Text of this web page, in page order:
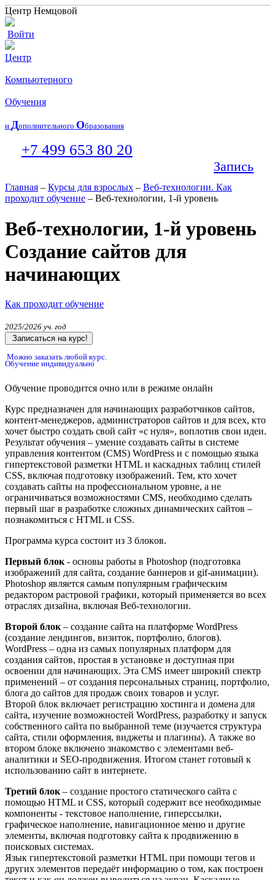
Центр Немцовой
Войти
Центр
Компьютерного
Обучения
и Дополнительного Образования
+7 499 653 80 20
Запись
Главная – Курсы для взрослых – Веб-технологии. Как
проходит обучение – Веб-технологии, 1-й уровень
Веб-технологии, 1-й уровень
Создание сайтов для
начинающих
Как проходит обучение
2025/2026 уч. год
Записаться на курс!
Можно заказать любой курс.
Обучение индивидуально
Обучение проводится очно или в режиме онлайн
Курс предназначен для начинающих разработчиков сайтов,
контент-менеджеров, администраторов сайтов и для всех, кто
хочет быстро создать свой сайт «с нуля», воплотив свои идеи.
Результат обучения – умение создавать сайты в системе
управления контентом (CMS) WordPress и с помощью языка
гипертекстовой разметки HTML и каскадных таблиц стилей
CSS, включая подготовку изображений. Тем, кто хочет
создавать сайты на профессиональном уровне, а не
ограничиваться возможностями CMS, необходимо сделать
первый шаг в разработке сложных динамических сайтов –
познакомиться с HTML и CSS.
Программа курса состоит из 3 блокoв.
Первый блок - основы работы в Photoshop (подготовка
изображений для сайта, создание баннеров и gif-анимации).
Photoshop является самым популярным графическим
редактором растровой графики, который применяется во всех
отраслях дизайна, включая Веб-технологии.
Второй блок – создание сайта на платформе WordPress
(создание лендингов, визиток, портфолио, блогов).
WordPress – одна из самых популярных платформ для
создания сайтов, простая в установке и доступная при
освоении для начинающих. Эта CMS имеет широкий спектр
применений – от создания персональных страниц, портфолио,
блога до сайтов для продаж своих товаров и услуг.
Второй блок включает регистрацию хостинга и домена для
сайта, изучение возможностей WordPress, разработку и запуск
собственного сайта по выбранной теме (изучается структура
сайта, стили оформления, виджеты и плагины). А также во
втором блоке включено знакомство с элементами веб-
аналитики и SEO-продвижения. Итогом станет готовый к
использованию сайт в интернете.
Третий блок – создание простого статического сайта с
помощью HTML и CSS, который содержит все необходимые
компоненты - текстовое наполнение, гиперссылки,
графическое наполнение, навигационное меню и другие
элементы, включая подготовку сайта к продвижению в
поисковых системах.
Язык гипертекстовой разметки HTML при помощи тегов и
других элементов передаёт информацию о том, как построен